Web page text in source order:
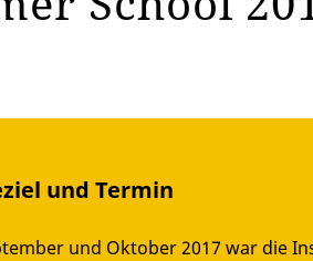
und Termin
und Oktober 2017 war die